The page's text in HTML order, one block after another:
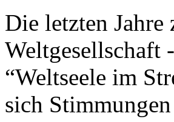
Die letzten Jahre
Weltgesellschaft
“Weltseele im
sich